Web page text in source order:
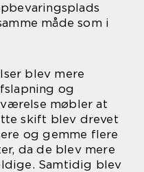
måde som i
blev mere
og
møbler at
skift blev drevet
og gemme flere
da de blev mere
Samtidig blev